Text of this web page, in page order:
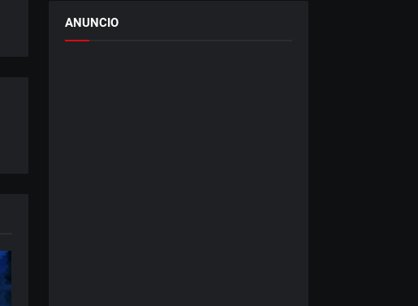
ANUNCIO